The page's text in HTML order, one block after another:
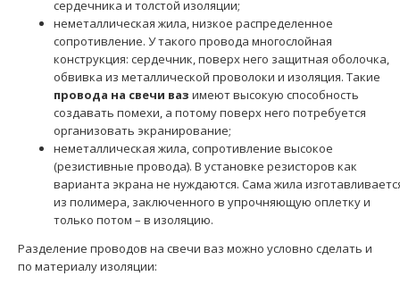
Применение на автомобилях семейства ВАЗ-2110, 2111,
2112, 2170, 2171, 2172 "Lada Priora",1117, 1118,..
сердечника и толстой изоляции;
неметаллическая жила, низкое распределенное
сопротивление. У такого провода многослойная
конструкция: сердечник, поверх него защитная оболочка,
обвивка из металлической проволоки и изоляция. Такие
провода на свечи ваз имеют высокую способность
создавать помехи, а потому поверх него потребуется
организовать экранирование;
неметаллическая жила, сопротивление высокое
(резистивные провода). В установке резисторов как
варианта экрана не нуждаются. Сама жила
из полимера, заключенного в упрочняющую оплетку и
только потом – в изоляцию.
Разделение проводов на свечи ваз можно условно сделать и
по материалу изоляции: